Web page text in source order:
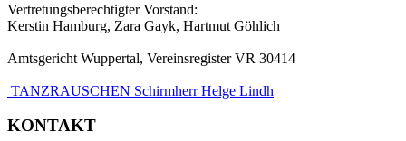
Vertretungsberechtigter Vorstand:
Kerstin Hamburg, Zara Gayk, Hartmut Göhlich
Amtsgericht Wuppertal, Vereinsregister VR 30414
TANZRAUSCHEN Schirmherr Helge Lindh
KONTAKT